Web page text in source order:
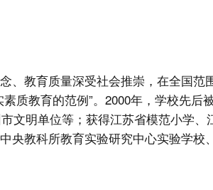
、教育质量深受社会推崇，在全国
质教育的范例”。2000年，学校先后
文明单位等；获得江苏省模范小学
央教科所教育实验研究中心实验学校